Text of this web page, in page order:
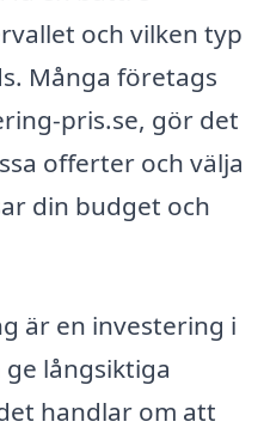
och vilken typ
Många företags
pris.se, gör det
offerter och välja
din budget och
är en investering i
långsiktiga
handlar om att